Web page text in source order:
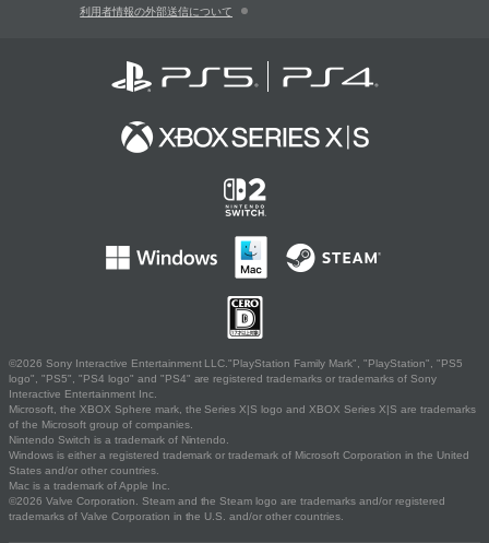
利用者情報の外部送信について
©2026 Sony Interactive Entertainment LLC."PlayStation Family Mark", "PlayStation", "PS5
logo", "PS5", "PS4 logo" and "PS4" are registered trademarks or trademarks of Sony
Interactive Entertainment Inc.
Microsoft, the XBOX Sphere mark, the Series X|S logo and XBOX Series X|S are trademarks
of the Microsoft group of companies.
Nintendo Switch is a trademark of Nintendo.
Windows is either a registered trademark or trademark of Microsoft Corporation in the United
States and/or other countries.
Mac is a trademark of Apple Inc.
©2026 Valve Corporation. Steam and the Steam logo are trademarks and/or registered
trademarks of Valve Corporation in the U.S. and/or other countries.